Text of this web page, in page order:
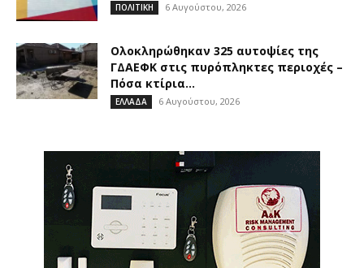
ΠΟΛΙΤΙΚΗ 6 Αυγούστου, 2026
Ολοκληρώθηκαν 325 αυτοψίες της
ΓΔΑΕΦΚ στις πυρόπληκτες περιοχές –
Πόσα κτίρια...
ΕΛΛΑΔΑ 6 Αυγούστου, 2026